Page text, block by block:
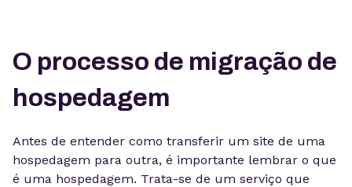
O processo de migração de
hospedagem
Antes de entender como transferir um site de uma
hospedagem para outra, é importante lembrar o que
é uma hospedagem. Trata-se de um serviço que